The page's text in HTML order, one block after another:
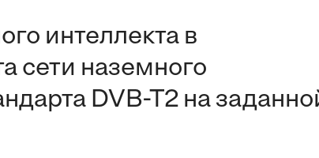
интеллекта в
сети наземного
DVB-T2 на